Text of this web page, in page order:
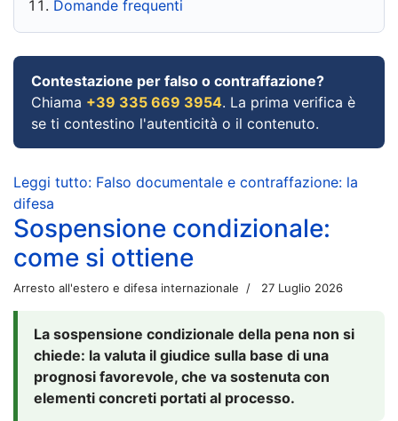
Domande frequenti
Contestazione per falso o contraffazione?
Chiama +39 335 669 3954. La prima verifica è
se ti contestino l'autenticità o il contenuto.
Leggi tutto: Falso documentale e contraffazione: la
difesa
Sospensione condizionale:
come si ottiene
Arresto all'estero e difesa internazionale 27 Luglio 2026
La sospensione condizionale della pena non si
chiede: la valuta il giudice sulla base di una
prognosi favorevole, che va sostenuta con
elementi concreti portati al processo.